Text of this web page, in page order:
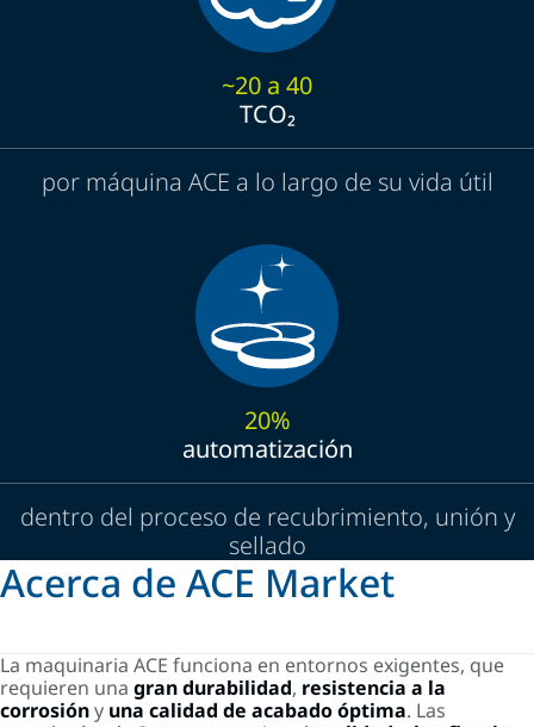
~20 a 40
TCO₂
por máquina ACE a lo largo de su vida útil
20%
automatización
dentro del proceso de recubrimiento, unión y
sellado
Acerca de ACE Market
La maquinaria ACE funciona en entornos exigentes, que
requieren una gran durabilidad, resistencia a la
corrosióny una calidad de acabado óptima. Las